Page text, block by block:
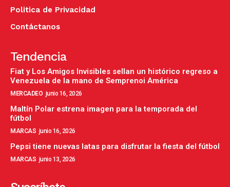
Politica de Privacidad
Contáctanos
Tendencia
Fiat y Los Amigos Invisibles sellan un histórico regreso a
Venezuela de la mano de Semprenoi América
MERCADEO junio 16, 2026
Maltín Polar estrena imagen para la temporada del
fútbol
MARCAS junio 16, 2026
Pepsi tiene nuevas latas para disfrutar la fiesta del fútbol
MARCAS junio 13, 2026